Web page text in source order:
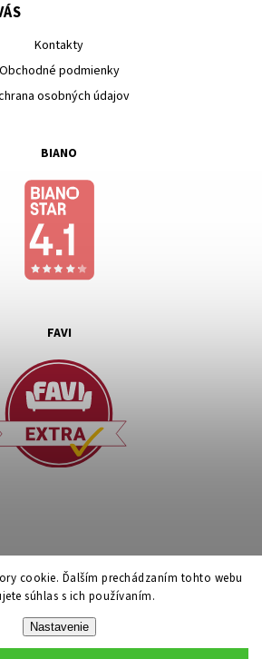
cookie. Ďalším prechádzaním tohto webu
súhlas s ich používaním.
Nastavenie
Kontakty
Obchodné podmienky
osobných údajov
BIANO
FAVI
. Všetky práva vyhradené.